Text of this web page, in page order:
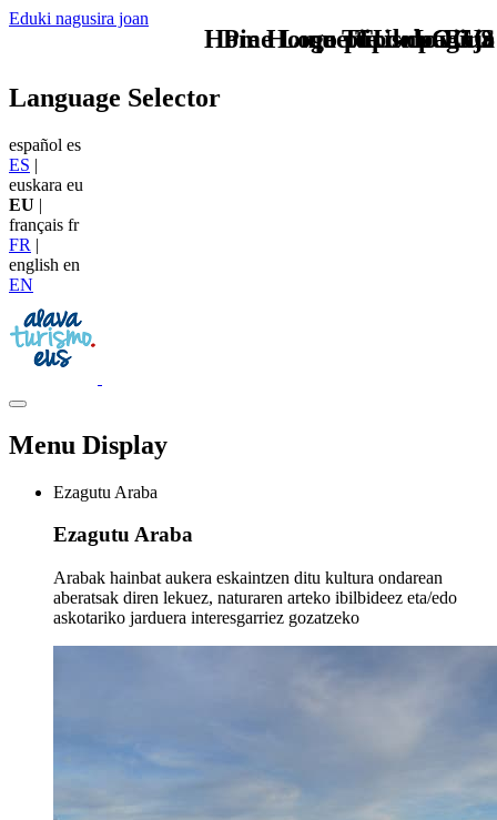
Eduki nagusira joan
TU - LOGO
Language Selector
español es
ES |
euskara eu
EU |
français fr
FR |
english en
EN
Menu Display
Ezagutu Araba
Ezagutu Araba
Arabak hainbat aukera eskaintzen ditu kultura ondarean
aberatsak diren lekuez, naturaren arteko ibilbideez eta/edo
askotariko jarduera interesgarriez gozatzeko
que tipo de viaje
Home Logo pie de página
Pie Home Turismo EUS